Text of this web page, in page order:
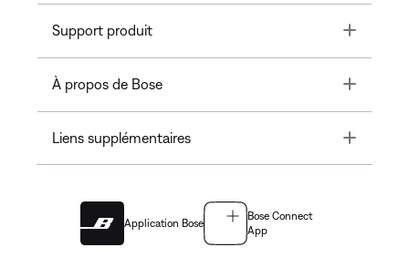
Support produit Toggle
À propos de Bose Toggle
Liens supplémentaires Toggle
Application Bose
Bose Connect
App